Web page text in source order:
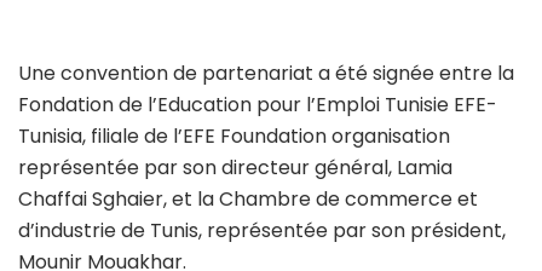
Une convention de partenariat a été signée entre la
Fondation de l’Education pour l’Emploi Tunisie EFE-
Tunisia, filiale de l’EFE Foundation organisation
représentée par son directeur général, Lamia
Chaffai Sghaier, et la Chambre de commerce et
d’industrie de Tunis, représentée par son président,
Mounir Mouakhar.